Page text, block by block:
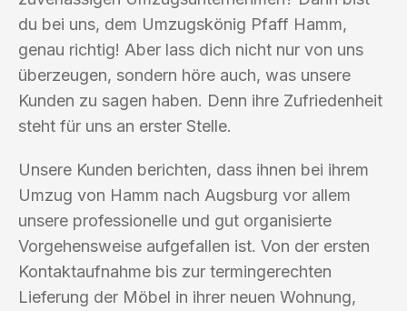
du bei uns, dem Umzugskönig Pfaff Hamm,
genau richtig! Aber lass dich nicht nur von uns
überzeugen, sondern höre auch, was unsere
Kunden zu sagen haben. Denn ihre Zufriedenheit
steht für uns an erster Stelle.
Unsere Kunden berichten, dass ihnen bei ihrem
Umzug von Hamm nach Augsburg vor allem
unsere professionelle und gut organisierte
Vorgehensweise aufgefallen ist. Von der ersten
Kontaktaufnahme bis zur termingerechten
Lieferung der Möbel in ihrer neuen Wohnung,